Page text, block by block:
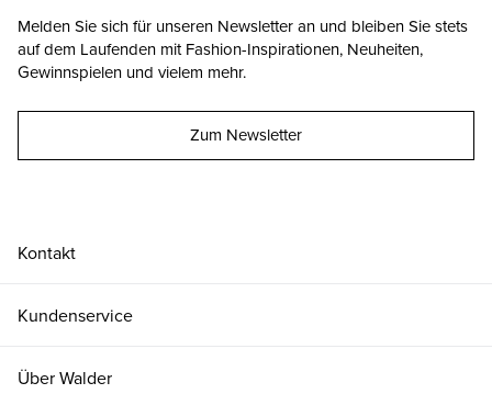
Kontakt
Kundenservice
Über Walder
Melden Sie sich für unseren Newsletter an und bleiben Sie stets
auf dem Laufenden mit Fashion-Inspirationen, Neuheiten,
Gewinnspielen und vielem mehr.
Zum Newsletter